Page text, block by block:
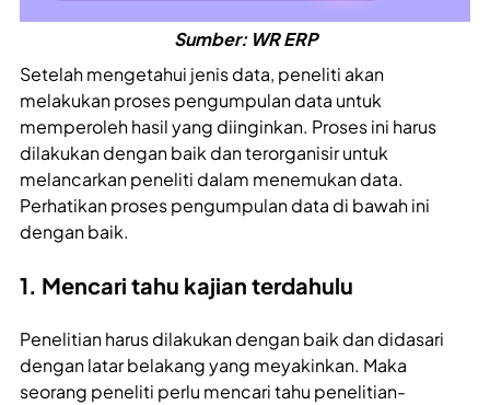
Sumber: WR ERP
Setelah mengetahui jenis data, peneliti akan
melakukan proses pengumpulan data untuk
memperoleh hasil yang diinginkan. Proses ini harus
dilakukan dengan baik dan terorganisir untuk
melancarkan peneliti dalam menemukan data.
Perhatikan proses pengumpulan data di bawah ini
dengan baik.
1. Mencari tahu kajian terdahulu
Penelitian harus dilakukan dengan baik dan didasari
dengan latar belakang yang meyakinkan. Maka
seorang peneliti perlu mencari tahu penelitian-